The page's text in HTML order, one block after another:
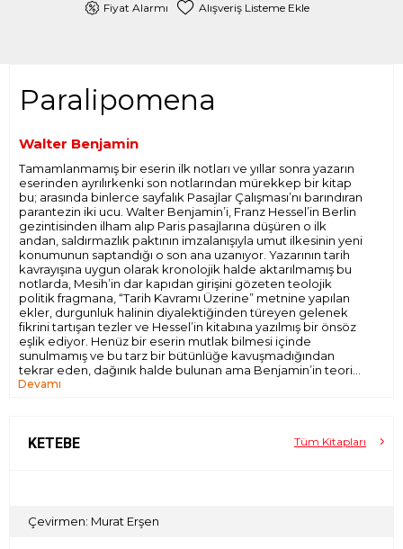
Fiyat Alarmı Alışveriş Listeme Ekle
Paralipomena
Walter Benjamin
Tamamlanmamış bir eserin ilk notları ve yıllar sonra yazarın
eserinden ayrılırkenki son notlarından mürekkep bir kitap
bu; arasında binlerce sayfalık Pasajlar Çalışması’nı barındıran
parantezin iki ucu. Walter Benjamin’i, Franz Hessel’in Berlin
gezintisinden ilham alıp Paris pasajlarına düşüren o ilk
andan, saldırmazlık paktının imzalanışıyla umut ilkesinin yeni
konumunun saptandığı o son ana uzanıyor. Yazarının tarih
kavrayışına uygun olarak kronolojik halde aktarılmamış bu
notlarda, Mesih’in dar kapıdan girişini gözeten teolojik
politik fragmana, “Tarih Kavramı Üzerine” metnine yapılan
ekler, durgunluk halinin diyalektiğinden türeyen gelenek
fikrini tartışan tezler ve Hessel’in kitabına yazılmış bir önsöz
eşlik ediyor. Henüz bir eserin mutlak bilmesi içinde
sunulmamış ve bu tarz bir bütünlüğe kavuşmadığından
tekrar eden, dağınık halde bulunan ama Benjamin’in teorisi
için kilit roller üstlenen fragmanlardan oluşan bir minyatür
Devamı
KETEBE Tüm Kitapları
Çevirmen: Murat Erşen